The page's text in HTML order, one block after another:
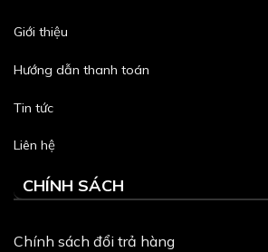
Giới thiệu
Hướng dẫn thanh toán
Tin tức
Liên hệ
CHÍNH SÁCH
Chính sách đổi trả hàng